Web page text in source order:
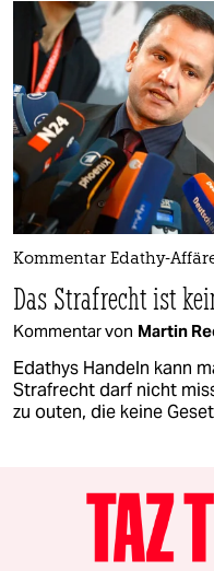
Kommentar Edathy-
Das Strafrecht ist
Kommentar von Martin
Edathys Handeln kann
Strafrecht darf nicht
zu outen, die keine